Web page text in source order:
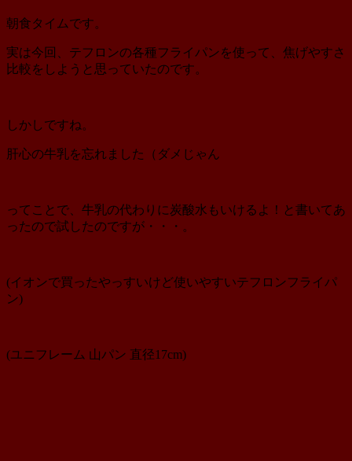
朝食タイムです。
実は今回、テフロンの各種フライパンを使って、焦げやすさ
比較をしようと思っていたのです。
しかしですね。
肝心の牛乳を忘れました（ダメじゃん
ってことで、牛乳の代わりに炭酸水もいけるよ！と書いてあ
ったので試したのですが・・・。
(イオンで買ったやっすいけど使いやすいテフロンフライパ
ン)
(ユニフレーム 山パン 直径17cm)